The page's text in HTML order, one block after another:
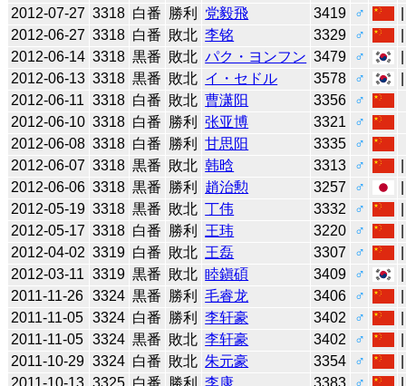
2012-07-27 3318 白番 勝利 党毅飛 3419 ♂
2012-06-27 3318 白番 敗北 李铭 3329 ♂
2012-06-14 3318 黒番 敗北 パク・ヨンフン 3479 ♂
2012-06-13 3318 黒番 敗北 イ・セドル 3578 ♂
2012-06-11 3318 白番 敗北 曹潇阳 3356
♂
2012-06-10 3318 白番 勝利 张亚博 3321
♂
2012-06-08 3318 白番 勝利 甘思阳 3335
♂
2012-06-07 3318 黒番 敗北 韩晗 3313 ♂
2012-06-06 3318 黒番 勝利 趙治勲 3257 ♂
2012-05-19 3318 黒番 敗北 丁伟 3332 ♂
2012-05-17 3318 白番 勝利 王玮 3220 ♂
2012-04-02 3319 白番 敗北 王磊 3307 ♂
2012-03-11 3319 黒番 敗北 睦鎭碩 3409 ♂
2011-11-26 3324 黒番 勝利 毛睿龙 3406 ♂
2011-11-05 3324 白番 勝利 李轩豪 3402 ♂
2011-11-05 3324 黒番 敗北 李轩豪 3402 ♂
2011-10-29 3324 白番 敗北 朱元豪 3354 ♂
2011-10-13 3325 白番 勝利 李康 3383 ♂